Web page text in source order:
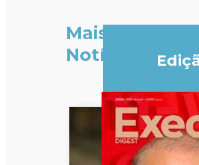
Mais
Notícias